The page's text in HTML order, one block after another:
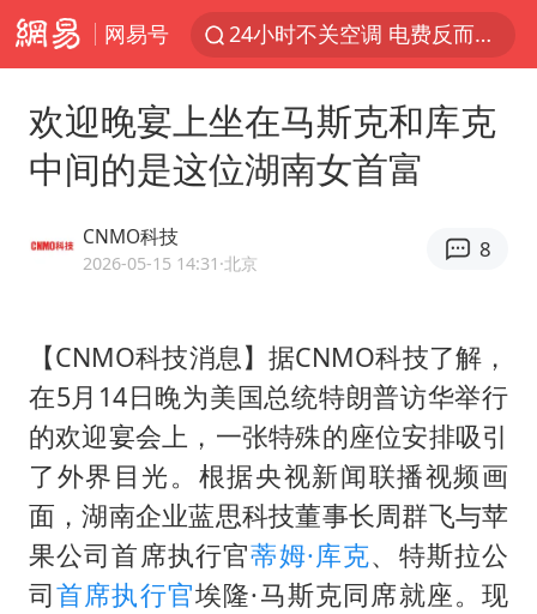
网易号
24小时不关空调 电费反而更低？
美国退回1000亿美元关税
河南试行周五下午弹性离岗
“天津之眼”摩天轮附近2人落水
银行午休1.5小时 留个窗口行不行
41岁女子为鼓励女儿考上985研究生
如何把百年大党建设得更加坚强有力
香港殿堂级填词人黎彼得因病离世 终年76岁
欢迎晚宴上坐在马斯克和库克
中间的是这位湖南女首富
CNMO科技
2026-05-15 14:31 ·北京
8
【CNMO科技消息】据CNMO科技了解，
在5月14日晚为美国总统特朗普访华举行
的欢迎宴会上，一张特殊的座位安排吸引
了外界目光。根据央视新闻联播视频画
面，湖南企业蓝思科技董事长周群飞与苹
果公司首席执行官蒂姆·库克、特斯拉公
司首席执行官埃隆·马斯克同席就座。现